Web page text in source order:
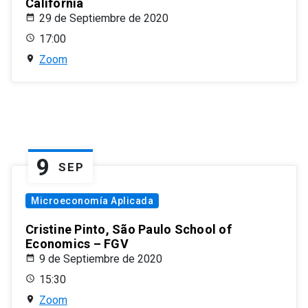
California
29 de Septiembre de 2020
17:00
Zoom
9 SEP
Microeconomía Aplicada
Cristine Pinto, São Paulo School of
Economics – FGV
9 de Septiembre de 2020
15:30
Zoom